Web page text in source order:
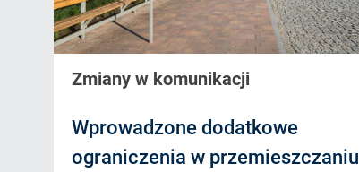
Zmiany w komunikacji
Wprowadzone dodatkowe
ograniczenia w przemieszczaniu